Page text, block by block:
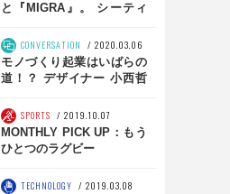
と『MIGRA』。 シーティ
は、新時代へ
CONVERSATION
2020.03.06
モノづくり起業はいばらの
道！？ デザイナー 小西哲
SPORTS
2019.10.07
MONTHLY PICK UP：もう
ひとつのラグビー
TECHNOLOGY
2019.03.08